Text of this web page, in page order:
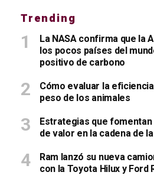
Trending
La NASA confirma que la
los pocos países del
positivo de carbono
Cómo evaluar la
peso de los animales
Estrategias que
de valor en la cadena de
Ram lanzó su nueva
con la Toyota Hilux y Ford